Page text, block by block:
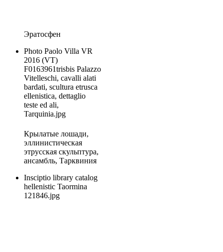
Эратосфен
Photo Paolo Villa VR
2016 (VT)
F0163961trisbis Palazzo
Vitelleschi, cavalli alati
bardati, scultura etrusca
ellenistica, dettaglio
teste ed ali,
Tarquinia.jpg
Крылатые лошади,
эллинистическая
этрусская скульптура,
ансамбль, Тарквиния
Insciptio library catalog
hellenistic Taormina
121846.jpg